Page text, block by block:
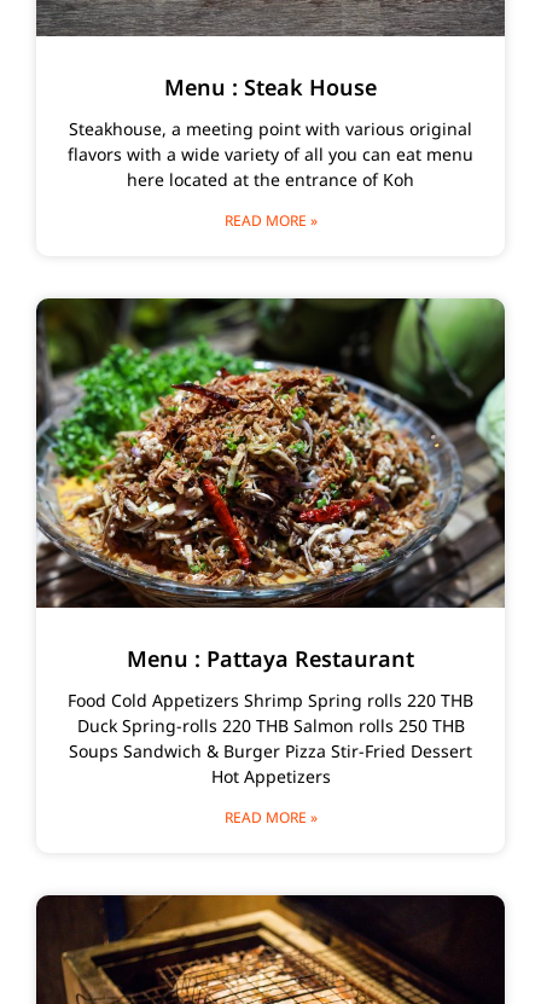
Menu : Steak House
Steakhouse, a meeting point with various original
flavors with a wide variety of all you can eat menu
here located at the entrance of Koh
READ MORE »
Menu : Pattaya Restaurant
Food Cold Appetizers Shrimp Spring rolls 220 THB
Duck Spring-rolls 220 THB Salmon rolls 250 THB
Soups Sandwich & Burger Pizza Stir-Fried Dessert
Hot Appetizers
READ MORE »